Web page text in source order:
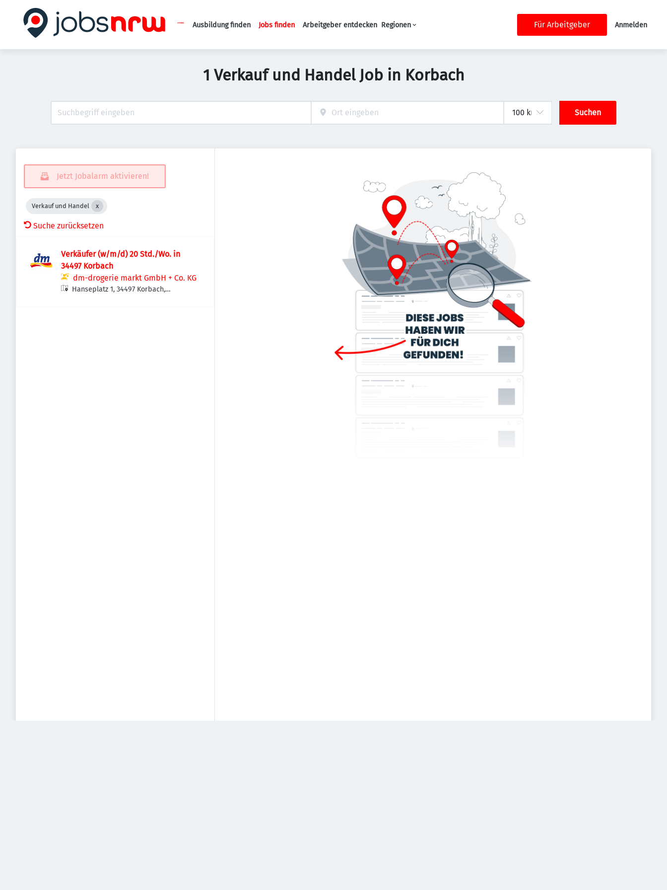
Haupt-Navigation
Ausbildung finden Jobs finden Arbeitgeber entdecken Regionen Für Arbeitgeber Anmelden
1 Verkauf und Handel Job in Korbach
Suchen
Jetzt Jobalarm aktivieren!
Verkauf und Handel
Suche zurücksetzen
Verkäufer (w/m/d) 20 Std./Wo. in
34497 Korbach
dm-drogerie markt GmbH + Co. KG
Hanseplatz 1, 34497 Korbach,